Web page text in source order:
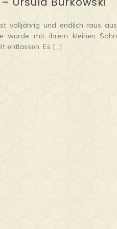
volljährig und endlich raus aus
wurde mit ihrem kleinen Sohn
entlassen. Es […]